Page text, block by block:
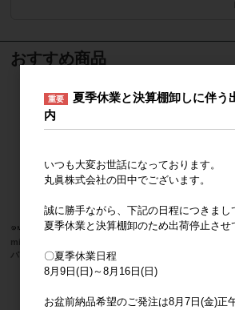
おすすめ商品
miffy ミッフィー たのしい食卓 エコ
バッグ
上代
1,800円
す
重要
夏季休業と決算棚卸しに伴う
内
いつも大変お世話になっております。
丸眞株式会社の田中でございます。
誠に勝手ながら、下記の日程につきまし
夏季休業と決算棚卸のため出荷停止させ
〇夏季休業日程
8月9日(日)～8月16日(日)
お盆前納品希望のご発注は8月7日(金)正